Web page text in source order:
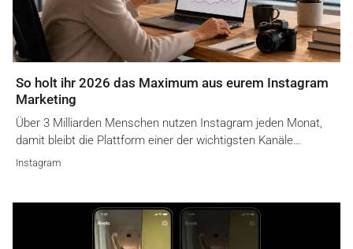
So holt ihr 2026 das Maximum aus eurem Instagram
Marketing
Über 3 Milliarden Menschen nutzen Instagram jeden Monat,
damit bleibt die Plattform einer der wichtigsten Kanäle…
Instagram